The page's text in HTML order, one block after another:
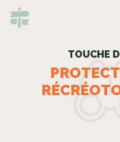
TOUCHE